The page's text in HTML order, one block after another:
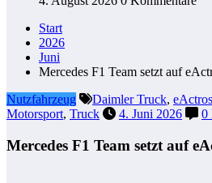
Start
2026
Juni
Mercedes F1 Team setzt auf
Nutzfahrzeug
Daimler Truck,
Motorsport, Truck 4. Juni 2026 0
Mercedes F1 Team setzt auf